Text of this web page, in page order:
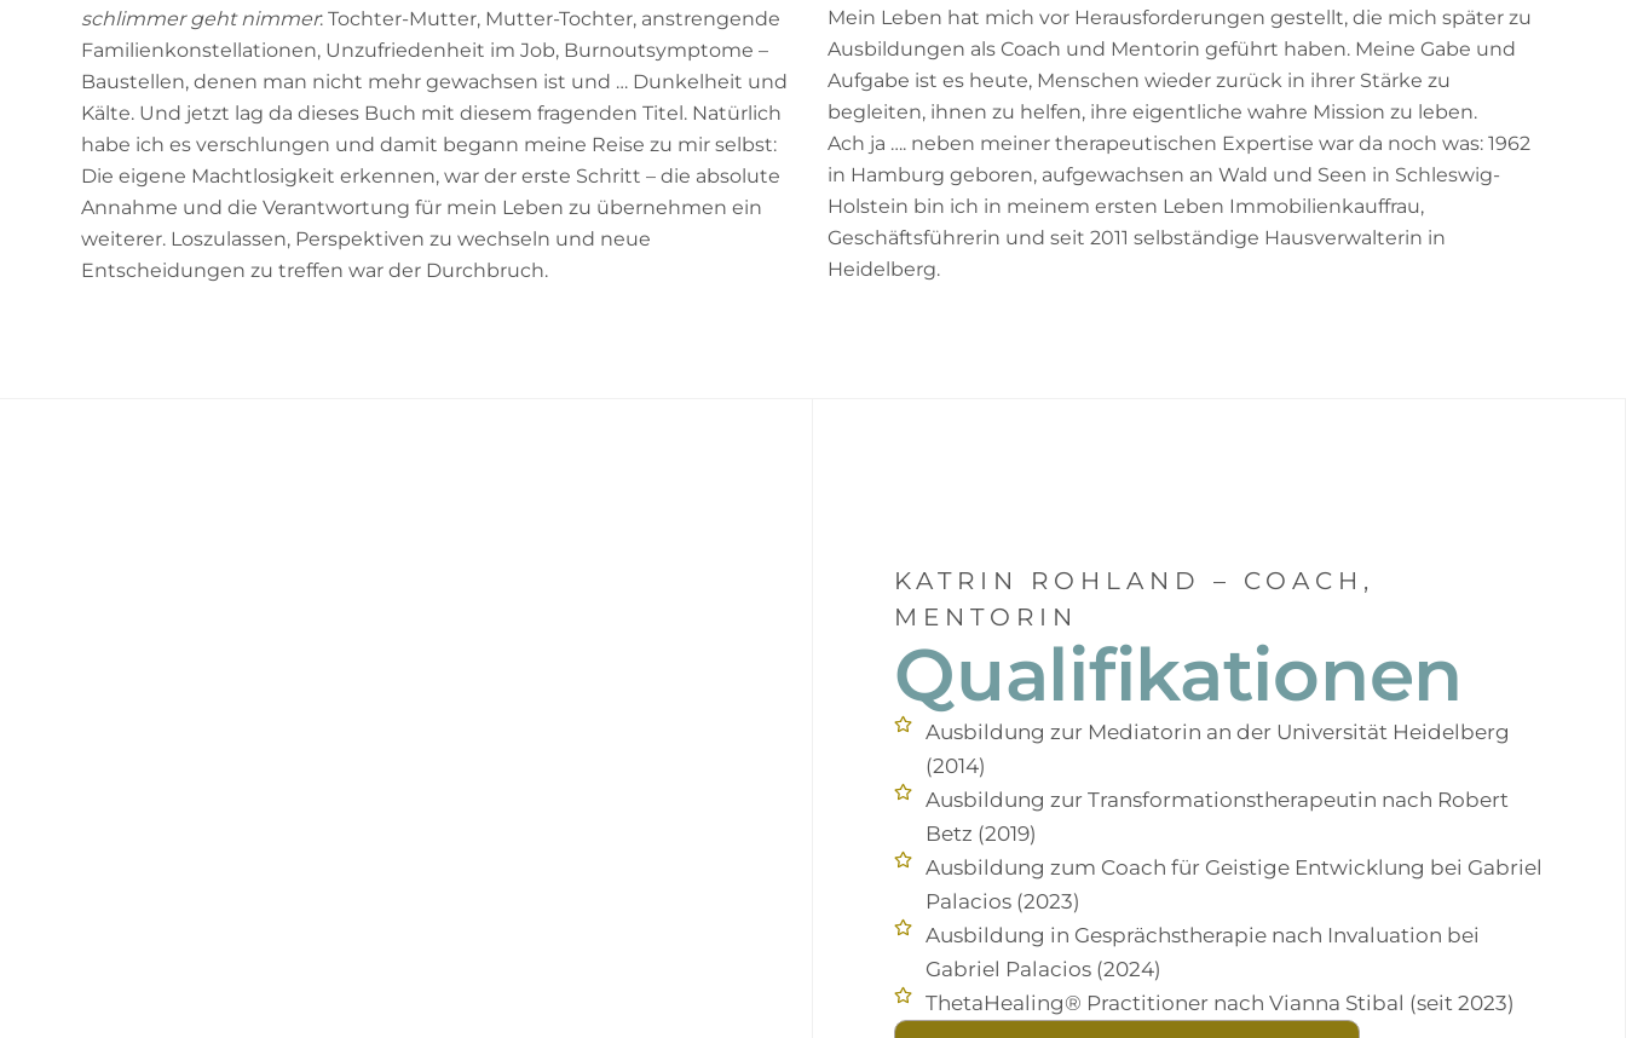
schlimmer geht nimmer: Tochter-Mutter, Mutter-Tochter, anstrengende
Familienkonstellationen, Unzufriedenheit im Job, Burnoutsymptome –
Baustellen, denen man nicht mehr gewachsen ist und … Dunkelheit und
Kälte. Und jetzt lag da dieses Buch mit diesem fragenden Titel. Natürlich
habe ich es verschlungen und damit begann meine Reise zu mir selbst:
Die eigene Machtlosigkeit erkennen, war der erste Schritt – die absolute
Annahme und die Verantwortung für mein Leben zu übernehmen ein
weiterer. Loszulassen, Perspektiven zu wechseln und neue
Entscheidungen zu treffen war der Durchbruch.
Mein Leben hat mich vor Herausforderungen gestellt, die mich später zu
Ausbildungen als Coach und Mentorin geführt haben. Meine Gabe und
Aufgabe ist es heute, Menschen wieder zurück in ihrer Stärke zu
begleiten, ihnen zu helfen, ihre eigentliche wahre Mission zu leben.
Ach ja …. neben meiner therapeutischen Expertise war da noch was: 1962
in Hamburg geboren, aufgewachsen an Wald und Seen in Schleswig-
Holstein bin ich in meinem ersten Leben Immobilienkauffrau,
Geschäftsführerin und seit 2011 selbständige Hausverwalterin in
Heidelberg.
KATRIN ROHLAND – COACH,
MENTORIN
Qualifikationen
Ausbildung zur Mediatorin an der Universität Heidelberg
(2014)
Ausbildung zur Transformationstherapeutin nach Robert
Betz (2019)
Ausbildung zum Coach für Geistige Entwicklung bei Gabriel
Palacios (2023)
Ausbildung in Gesprächstherapie nach Invaluation bei
Gabriel Palacios (2024)
ThetaHealing® Practitioner nach Vianna Stibal (seit 2023)